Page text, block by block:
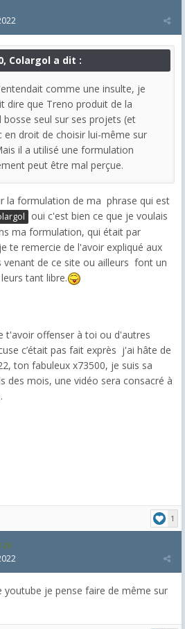
Colargol a dit :
comme une insulte, je
dire que Treno produit de la
bosse seul sur ses projets (et
en droit de choisir lui-même sur
il a utilisé une formulation
peut être mal perçue.
la formulation de ma phrase qui est
oui c'est bien ce que je voulais
ma formulation, qui était par
te remercie de l'avoir expliqué aux
venant de ce site ou ailleurs font un
tant libre.
t'avoir offenser à toi ou d'autres
c’était pas fait exprès j'ai hâte de
ton fabuleux x73500, je suis sa
des mois, une vidéo sera consacré à
1
20
youtube je pense faire de même sur